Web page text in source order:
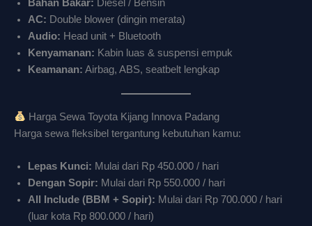
Bahan Bakar: Diesel / Bensin
AC: Double blower (dingin merata)
Audio: Head unit + Bluetooth
Kenyamanan: Kabin luas & suspensi empuk
Keamanan: Airbag, ABS, seatbelt lengkap
Harga Sewa Toyota Kijang Innova Padang
Harga sewa fleksibel tergantung kebutuhan kamu:
Lepas Kunci: Mulai dari Rp 450.000 / hari
Dengan Sopir: Mulai dari Rp 550.000 / hari
All Include (BBM + Sopir): Mulai dari Rp 700.000 / hari
(luar kota Rp 800.000 / hari)